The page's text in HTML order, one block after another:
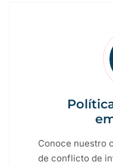
Conoce nuestro
de conflicto de